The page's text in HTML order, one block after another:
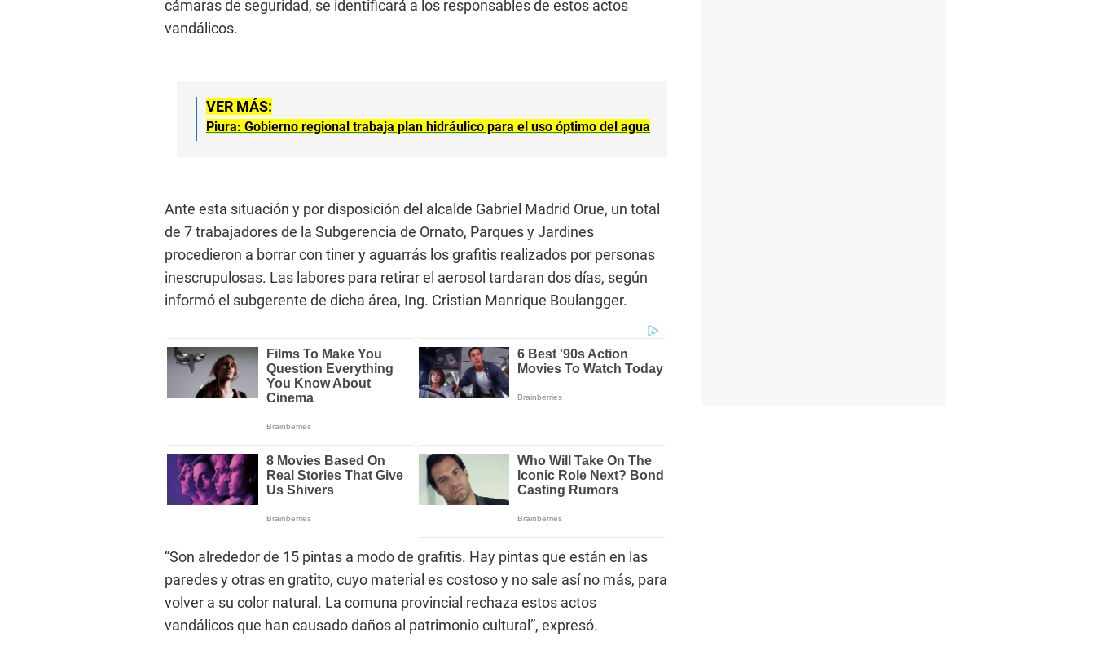
cámaras de seguridad, se identificará a los responsables de estos actos
vandálicos.
VER MÁS:
Piura: Gobierno regional trabaja plan hidráulico para el uso óptimo del agua
Ante esta situación y por disposición del alcalde Gabriel Madrid Orue, un total
de 7 trabajadores de la Subgerencia de Ornato, Parques y Jardines
procedieron a borrar con tiner y aguarrás los grafitis realizados por personas
inescrupulosas. Las labores para retirar el aerosol tardaran dos días, según
informó el subgerente de dicha área, Ing. Cristian Manrique Boulangger.
“Son alrededor de 15 pintas a modo de grafitis. Hay pintas que están en las
paredes y otras en gratito, cuyo material es costoso y no sale así no más, para
volver a su color natural. La comuna provincial rechaza estos actos
vandálicos que han causado daños al patrimonio cultural”, expresó.